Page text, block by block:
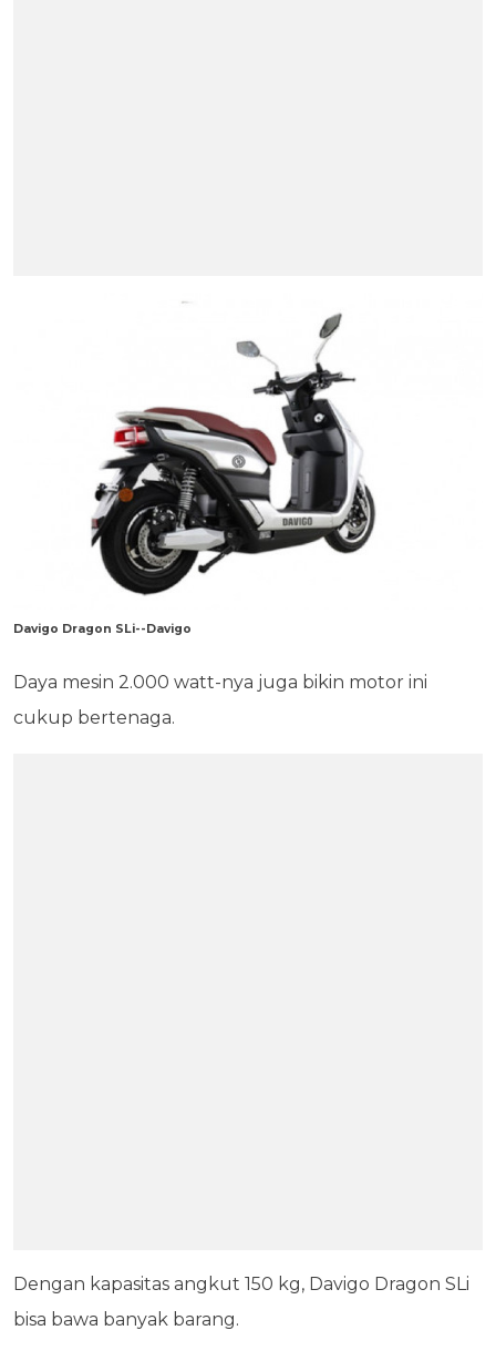
Davigo Dragon SLi--Davigo
Daya mesin 2.000 watt-nya juga bikin motor ini
cukup bertenaga.
Dengan kapasitas angkut 150 kg, Davigo Dragon SLi
bisa bawa banyak barang.